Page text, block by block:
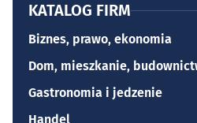
KATALOG FIRM
Biznes, prawo, ekonomia
Dom, mieszkanie,
Gastronomia i jedzenie
Handel